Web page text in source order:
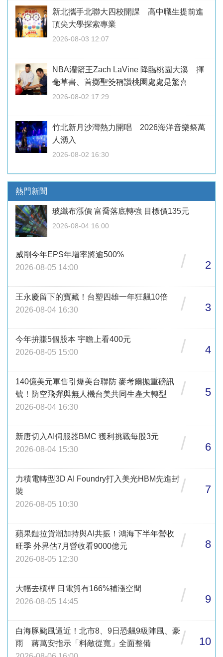
新北攜手北聯大四校開課 高中職生提前進
頂尖大學探索專業
2026-08-03 12:07
NBA灌籃王Zach LaVine 降臨桃園大溪 揮
毫草書、首擲聖筊稱讚桃園處處是驚喜
2026-08-02 17:29
竹北新月沙灣熱力開唱 2026海洋音樂祭萬
人湧入
2026-08-02 16:30
熱門新聞
玻纖布漲價 富喬落底轉強 目標價135元
2026-08-04 16:00
威剛今年EPS年增率將逾500%
2026-08-05 14:00
/ 2
王永慶留下的寶藏！台塑四雄一年狂飆10倍
2026-08-04 16:30
/ 3
今年拚賺5個股本 宇瞻上看400元
2026-08-05 15:00
/ 4
140億美元軍售引爆美台聯防 麥考爾拋重磅訊
號！防空飛彈與無人機台美共同生產大轉型
2026-08-04 16:30
/ 5
新唐切入AI伺服器BMC 獲利挑戰每股3元
2026-08-04 15:30
/ 6
力積電轉型3D AI Foundry打入美光HBM先進封
裝
2026-08-05 10:30
/ 7
蘋果鏈拉貨潮加持與AI共振！鴻海下半年營收
旺季 外界估7月營收看9000億元
2026-08-05 12:30
/ 8
大幅去槓桿 日電貿有166%補漲空間
2026-08-05 14:45
/ 9
白海豚颱風逼近！北市8、9日恐飆9級陣風、豪
雨 蔣萬安指示「料敵從寬」全面整備
/ 10